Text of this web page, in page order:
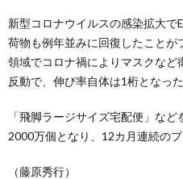
新型コロナウイルスの感染拡大
荷物も例年並みに回復したこと
領域でコロナ禍によりマスクな
反動で、伸び率自体は1桁となった
「飛脚ラージサイズ宅配便」な
2000万個となり、12カ月連続のプ
（藤原秀行）